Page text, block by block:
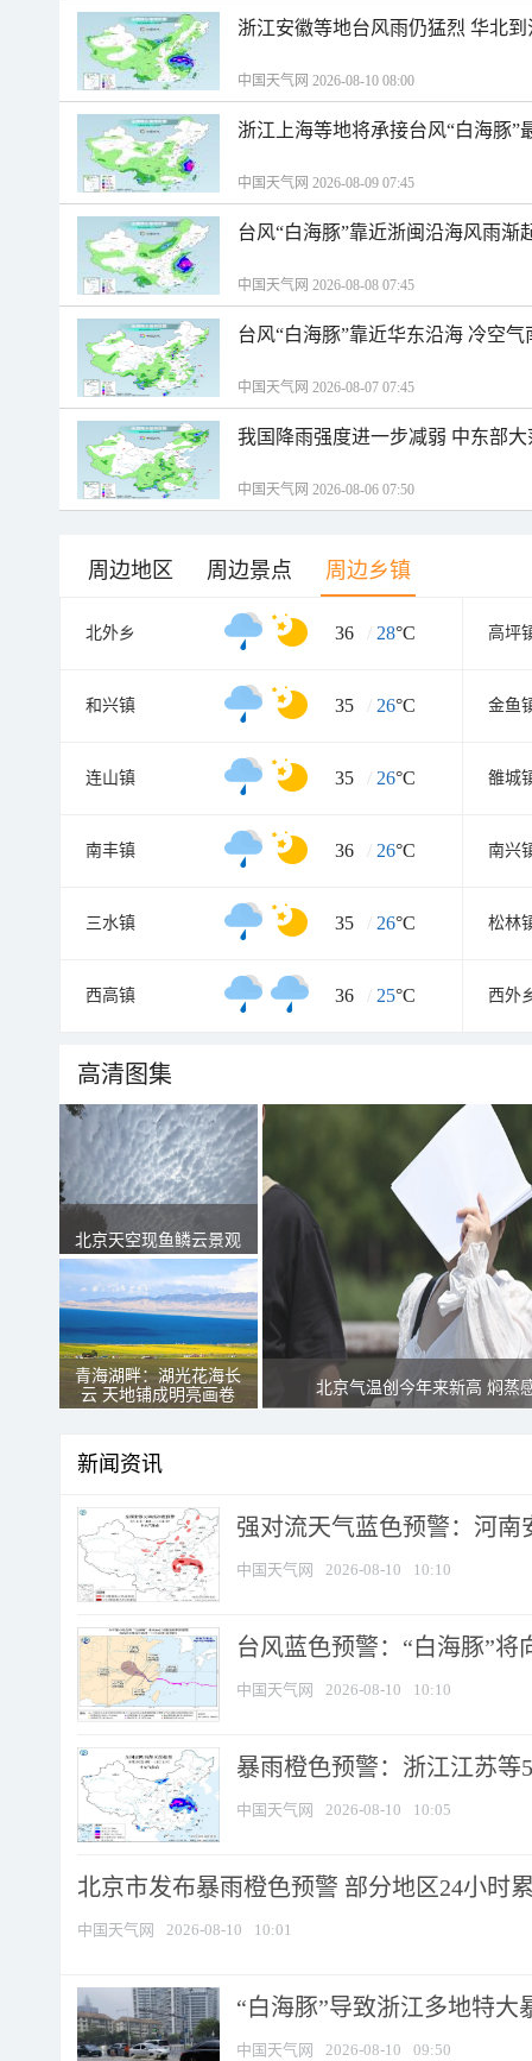
浙江安徽等地台风雨仍猛烈 华北
中国天气网 2026-08-10 08:00
浙江上海等地将承接台风“白海豚”
中国天气网 2026-08-09 07:45
台风“白海豚”靠近浙闽沿海风雨渐
中国天气网 2026-08-08 07:45
台风“白海豚”靠近华东沿海 冷空
中国天气网 2026-08-07 07:45
我国降雨强度进一步减弱 中东部
中国天气网 2026-08-06 07:50
周边地区 周边景点 周边乡镇
北外乡 36 / 28°C 高坪
和兴镇 35 / 26°C 金鱼
连山镇 35 / 26°C 雒城
南丰镇 36 / 26°C 南兴
三水镇 35 / 26°C 松林
西高镇 36 / 25°C 西外
高清图集
北京天空现鱼鳞云景观
青海湖畔：湖光花海长
云 天地铺成明亮画卷
北京气温创今年来新高 焖蒸
新闻资讯
强对流天气蓝色预警：河南
中国天气网 2026-08-10 10:10
台风蓝色预警：“白海豚”
中国天气网 2026-08-10 10:10
暴雨橙色预警：浙江江苏等
中国天气网 2026-08-10 10:05
北京市发布暴雨橙色预警 部分地区24小时
中国天气网 2026-08-10 10:01
“白海豚”导致浙江多地特大
中国天气网 2026-08-10 09:50